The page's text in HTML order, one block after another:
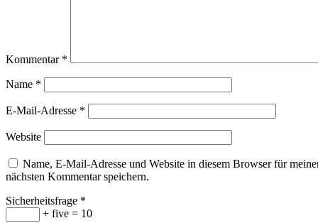
Kommentar *
Name *
E-Mail-Adresse *
Website
Name, E-Mail-Adresse und Website in diesem Browser für
nächsten Kommentar speichern.
Sicherheitsfrage *
+ five = 10